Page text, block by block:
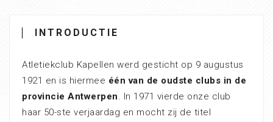
INTRODUCTIE
Atletiekclub Kapellen werd gesticht op 9 augustus
1921 en is hiermee één van de oudste clubs in de
provincie Antwerpen. In 1971 vierde onze club
haar 50-ste verjaardag en mocht zij de titel